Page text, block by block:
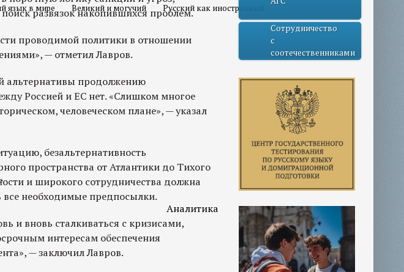
язык в мире Великий и могучий Русский как иностранный
Аналитика
развязок накопившихся проблем.
проводимой политики в отношении
— отметил Лавров.
альтернативы продолжению
Россией и ЕС нет. «Слишком многое
человеческом плане», — указал
безальтернативность
пространства от Атлантики до Тихого
и широкого сотрудничества должна
все необходимые предпосылки.
и вновь сталкиваться с кризисами,
интересам обеспечения
— заключил Лавров.
Сотрудничество
с
соотечественниками